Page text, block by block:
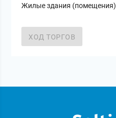
Жилые здания (помещения)
ХОД ТОРГОВ